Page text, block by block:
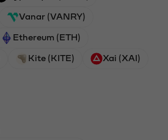
Vanar (VANRY)
Ethereum (ETH)
Kite (KITE) Xai (XAI)